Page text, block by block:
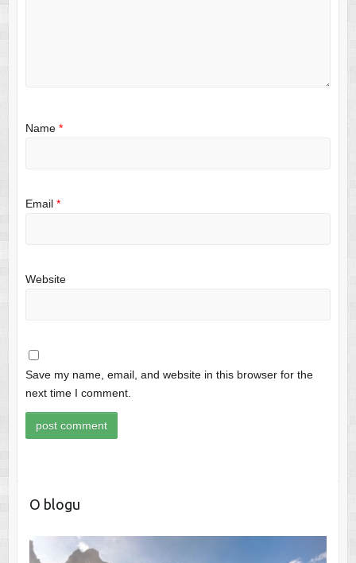
Name *
Email *
Website
Save my name, email, and website in this browser for the
next time I comment.
O blogu